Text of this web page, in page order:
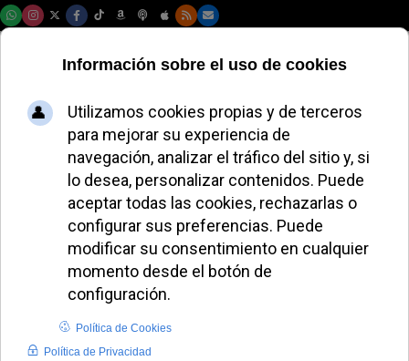
El Congreso
Internacional
SALUS se celebrará
en Murcia del 23 al
25 de octubre